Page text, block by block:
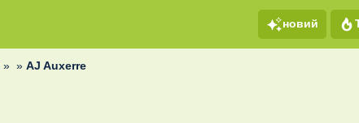
новий
» »AJ Auxerre